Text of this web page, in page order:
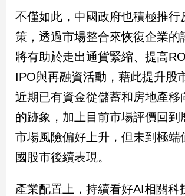
不僅如此，中國政府也積極推行
策，透過市場整合來恢復企業的
將有助於走出通貨緊縮、提高
IPO與再融資活動，藉此提升股
近期已有資金從儲蓄和房地產移
的跡象，加上目前市場評價回到
市場風險偏好上升，但未到極端
國股市後續表現。
產業配置上，持續看好AI相關科